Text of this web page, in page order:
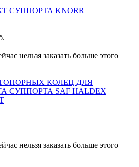
СУППОРТА KNORR
нельзя заказать больше этого
КОЛЕЦ ДЛЯ
SAF HALDEX
нельзя заказать больше этого